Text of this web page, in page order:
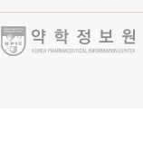
약학정보원